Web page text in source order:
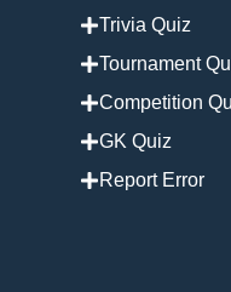
Trivia Quiz
Tournament
Competition
GK Quiz
Report Error